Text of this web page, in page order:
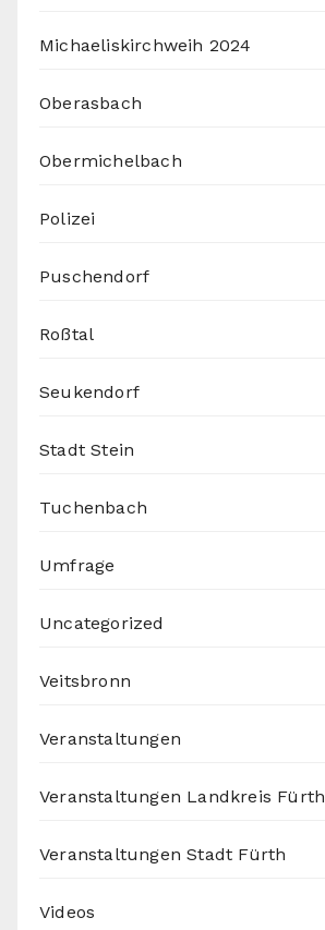
Michaeliskirchweih 2024
Oberasbach
Obermichelbach
Polizei
Puschendorf
Roßtal
Seukendorf
Stadt Stein
Tuchenbach
Umfrage
Uncategorized
Veitsbronn
Veranstaltungen
Veranstaltungen Landkreis Fürth
Veranstaltungen Stadt Fürth
Videos